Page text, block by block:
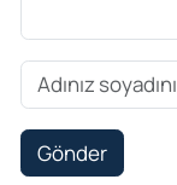
Gönder